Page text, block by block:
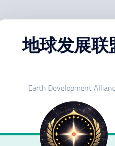
地球发展联
Earth Development